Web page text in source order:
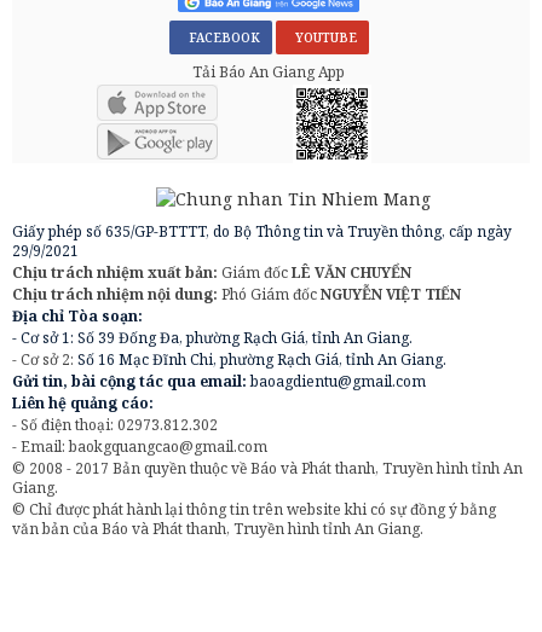
FACEBOOK YOUTUBE
Tải Báo An Giang App
Giấy phép số 635/GP-BTTTT, do Bộ Thông tin và Truyền thông, cấp ngày
29/9/2021
Chịu trách nhiệm xuất bản: Giám đốcLÊ VĂN CHUYỂN
Chịu trách nhiệm nội dung: Phó Giám đốcNGUYỄN VIỆT TIẾN
Địa chỉ Tòa soạn:
- Cơ sở 1: Số 39 Đống Đa, phường Rạch Giá, tỉnh An Giang.
- Cơ sở 2: Số 16 Mạc Đĩnh Chi, phường Rạch Giá, tỉnh An Giang.
Gửi tin, bài cộng tác qua email:baoagdientu@gmail.com
Liên hệ quảng cáo:
- Số điện thoại: 02973.812.302
- Email:baokgquangcao@gmail.com
© 2008 - 2017 Bản quyền thuộc về Báo và Phát thanh, Truyền hình tỉnh An
Giang.
© Chỉ được phát hành lại thông tin trên website khi có sự đồng ý bằng
văn bản của Báo và Phát thanh, Truyền hình tỉnh An Giang.